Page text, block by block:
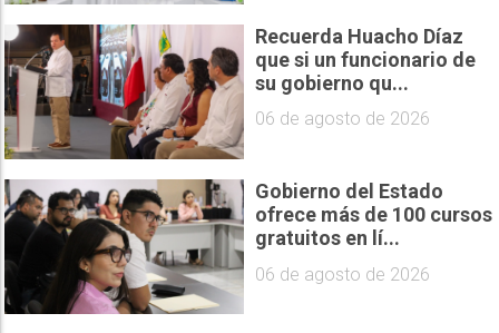
Recuerda Huacho Díaz
que si un funcionario de
su gobierno qu...
06 de agosto de 2026
Gobierno del Estado
ofrece más de 100 cursos
gratuitos en lí...
06 de agosto de 2026